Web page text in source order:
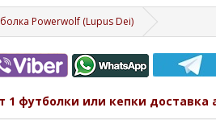
Powerwolf (Lupus Dei)
1 футболки или кепки